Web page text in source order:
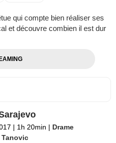
qui compte bien réaliser ses
et découvre combien il est dur
| 1h 20min | Drame
Tanovic